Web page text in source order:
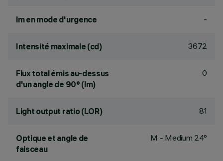
lm en mode d'urgence -
Intensité maximale (cd) 3672
Flux total émis au-dessus
d'un angle de 90° (lm)
0
Light output ratio (LOR) 81
Optique et angle de
faisceau
M - Medium 24°